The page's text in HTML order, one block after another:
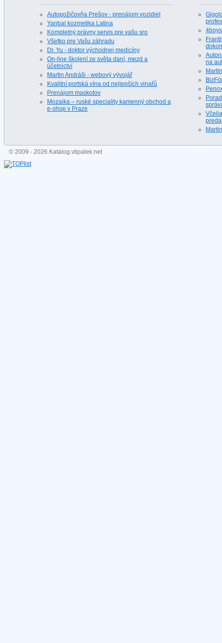
Autopožičovňa Prešov - prenájom vozidiel
Yanbal kozmetika Latina
Kompletný právny servis pre vašu sro
Všetko pre Vašu záhradu
Dr. Yu - doktor východnej medicíny
On-line školení ze světa daní, mezd a
účetnictví
Martin Andráši - webový vývojář
Kvalitní portská vína od nejlepších vinařů
Prenájom maskotov
Mozaika – ruské speciality kamenný obchod a
e-shop v Praze
na
© 2009 - 2026 Katalog.vtipalek.net